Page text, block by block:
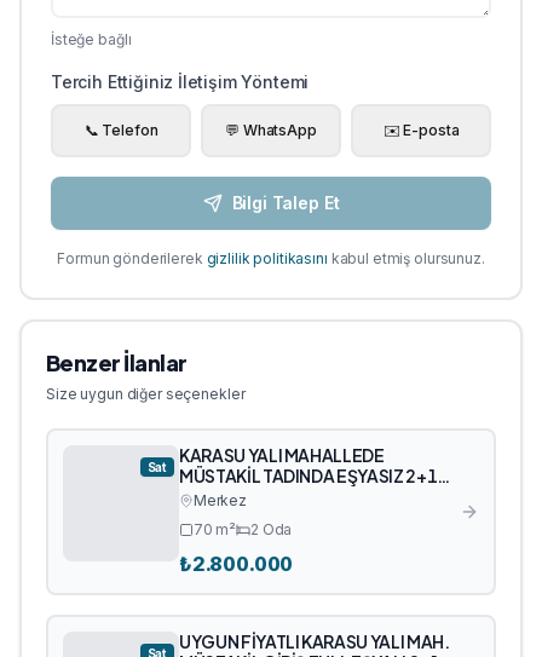
İsteğe bağlı
Tercih Ettiğiniz İletişim Yöntemi
📞 Telefon 💬 WhatsApp ✉️ E-posta
Bilgi Talep Et
Formun gönderilerek gizlilik politikasını kabul etmiş olursunuz.
Benzer İlanlar
Size uygun diğer seçenekler
Sat
KARASU YALI MAHALLEDE
MÜSTAKİL TADINDA EŞYASIZ 2+1
SATILIK DAİRE
Merkez
70 m² 2 Oda
₺2.800.000
Sat
UYGUN FİYATLI KARASU YALI MAH.